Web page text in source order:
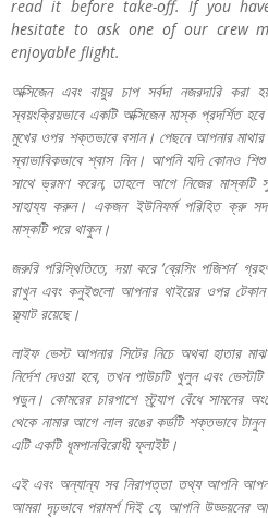
read it before take-off. If you
hesitate to ask one of our crew
enjoyable flight.
অক্সিজেন এবং বায়ুর চাপ সর্বদা নজরদারি করা
স্বয়ংক্রিয়ভাবে একটি অক্সিজেন মাস্ক প্রদর্শিত
মুখের ওপর শক্তভাবে বসান। পেছনে আপনার মাথার
স্বাভাবিকভাবে শ্বাস নিন। আপনি যদি কোনও শিশু
সাথে ভ্রমণ করেন, তাহলে আগে নিজের মাস্কটি
সাহায্য করুন। একজন ইউনিফর্ম পরিহিত ক্রু
মাস্কটি পরে থাকুন।
জরুরি পরিস্থিতিতে, দয়া করে‘ব্রেসিং পজিশন’
রাখুন এবং কনুইগুলো আপনার থাইয়ের ওপর
ফ্ল্যাট রয়েছে।
লাইফ ভেস্ট আপনার সিটের নিচে অথবা হাতার
নির্দেশ দেওয়া হবে, তখন পাউচটি খুলুন এবং ভেস্টটি
পড়ুন। কোমরের চারপাশে স্ট্র্যাপ বেঁধে সামনের
থেকে নামার আগে লাল রঙের কর্ডটি শক্তভাবে
এটি একটি ধূমপানবিরোধী ফ্লাইট।
এই এবং অন্যান্য সব নিরাপত্তা তথ্য আপনি
আমরা দৃঢ়ভাবে পরামর্শ দিই যে, আপনি উড্ডয়নের